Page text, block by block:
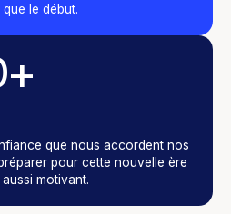
que le début.
que nous accordent nos
pour cette nouvelle ère
motivant.